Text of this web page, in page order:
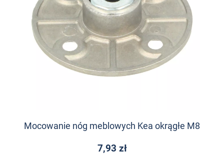
Mocowanie nóg meblowych Kea okrągłe M8
7,93 zł